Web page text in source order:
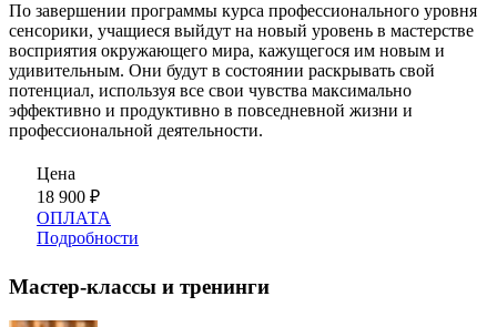
По завершении программы курса профессионального уровня
сенсорики, учащиеся выйдут на новый уровень в мастерстве
восприятия окружающего мира, кажущегося им новым и
удивительным. Они будут в состоянии раскрывать свой
потенциал, используя все свои чувства максимально
эффективно и продуктивно в повседневной жизни и
профессиональной деятельности.
Цена
18 900 ₽
ОПЛАТА
Подробности
Мастер-классы и тренинги